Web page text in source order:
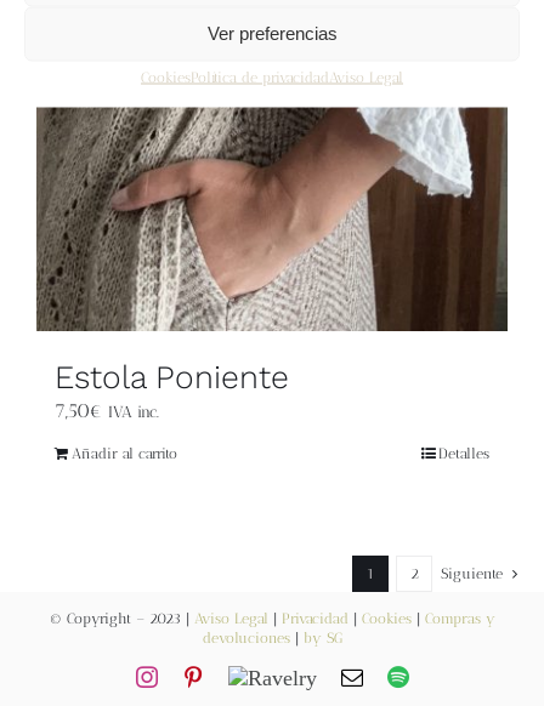
Ver preferencias
CookiesPolítica de privacidad Aviso Legal
Estola Poniente
7,50€ IVA inc.
Añadir al carrito Detalles
1 2 Siguiente
© Copyright – 2023 | Aviso Legal | Privacidad | Cookies| Compras y
devoluciones| by SG